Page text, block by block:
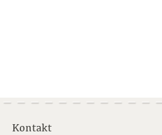
Kontakt